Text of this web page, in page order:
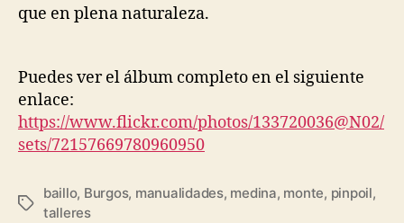
que en plena naturaleza.
Puedes ver el álbum completo en el siguiente
enlace:
https://www.flickr.com/photos/133720036@N02/
sets/72157669780960950
baillo, Burgos, manualidades, medina, monte, pinpoil,
talleres